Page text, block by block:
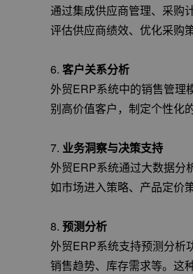
通过集成供应商管理、采购
评估供应商绩效、优化采购
6. 客户关系分析
外贸ERP系统中的销售管理
别高价值客户，制定个性化
7. 业务洞察与决策支持
外贸ERP系统通过大数据分
如市场进入策略、产品定价
8. 预测分析
外贸ERP系统支持预测分析
销售趋势、库存需求等。这